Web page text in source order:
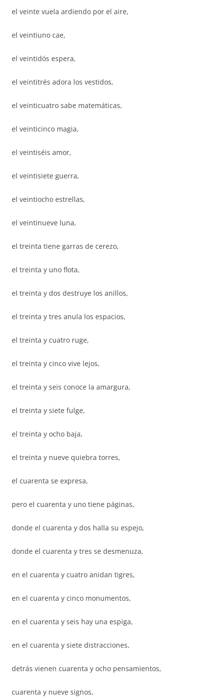
el veinte vuela ardiendo por el aire,
el veintiuno cae,
el veintidós espera,
el veintitrés adora los vestidos,
el veinticuatro sabe matemáticas,
el veinticinco magia,
el veintiséis amor,
el veintisiete guerra,
el veintiocho estrellas,
el veintinueve luna,
el treinta tiene garras de cerezo,
el treinta y uno flota,
el treinta y dos destruye los anillos,
el treinta y tres anula los espacios,
el treinta y cuatro ruge,
el treinta y cinco vive lejos,
el treinta y seis conoce la amargura,
el treinta y siete fulge,
el treinta y ocho baja,
el treinta y nueve quiebra torres,
el cuarenta se expresa,
pero el cuarenta y uno tiene páginas,
donde el cuarenta y dos halla su espejo,
donde el cuarenta y tres se desmenuza,
en el cuarenta y cuatro anidan tigres,
en el cuarenta y cinco monumentos,
en el cuarenta y seis hay una espiga,
en el cuarenta y siete distracciones,
detrás vienen cuarenta y ocho pensamientos,
cuarenta y nueve signos,